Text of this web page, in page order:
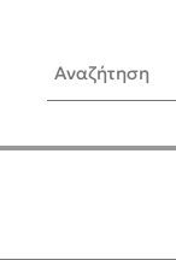
Αναζήτηση